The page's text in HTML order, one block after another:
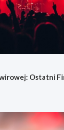
Ostatni